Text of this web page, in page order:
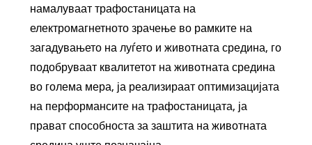
намалуваат трафостаницата на
електромагнетното зрачење во рамките на
загадувањето на луѓето и животната средина, го
подобруваат квалитетот на животната средина
во голема мера, ја реализираат оптимизацијата
на перформансите на трафостаницата, ја
прават способноста за заштита на животната